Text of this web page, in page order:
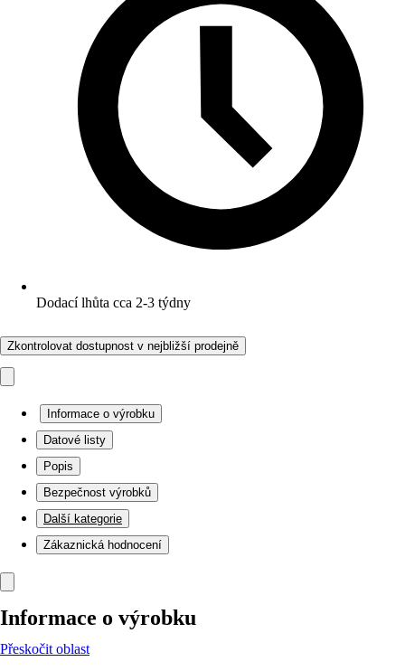
Dodací lhůta cca 2-3 týdny
Zkontrolovat dostupnost v nejbližší prodejně
Informace o výrobku
Datové listy
Popis
Bezpečnost výrobků
Další kategorie
Zákaznická hodnocení
Informace o výrobku
Přeskočit oblast